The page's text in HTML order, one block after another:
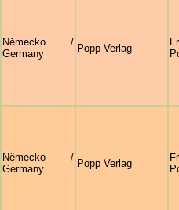
Německo /
Germany
Popp Verlag
Německo /
Germany
Popp Verlag